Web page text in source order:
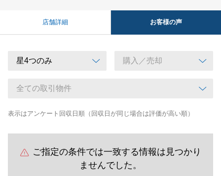
店舗詳細 お客様の声
表示はアンケート回収日順（回収日が同じ場合は評価が高い順）
ご指定の条件では一致する情報は見つかり
ませんでした。